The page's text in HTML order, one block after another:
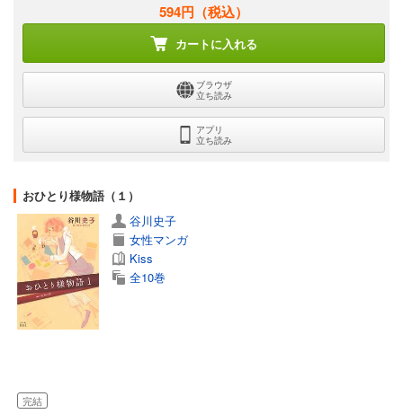
594円 （税込）
カートに入れる
ブラウザ
立ち読み
アプリ
立ち読み
おひとり様物語（１）
完結
谷川史子
女性マンガ
Kiss
全10巻